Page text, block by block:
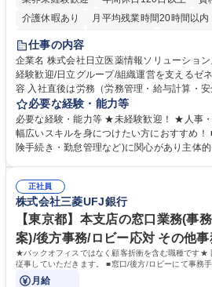
介護休暇あり
月平均残業時間20時間以内
住宅手当あり
育休あり
完全週休2日制 交通費支給
仕事の内容
企業名 株式会社日立医薬情報ソリューションズ 求人名 【総務・人事
経験歓迎/日立グループ/組織運営を支えるゼネラリ
容 入社直後は労務（労務管理・給与計算・
任せいたします。将来は総務・採用・教育業
営を支えるゼネラリストをめざせます。 ・初期業務：労働時間管理、給与
計算、社会保険対応、福利厚生管理、安全
します。ご経験に応じて、休職者管理など、
幅広く経験を積みたい意欲がある方に最適な環境です。
務・人事】未経験歓迎/日立グループ/組織運
指す
必要な経験・能力等
必要な経験・能力等 ★未経験歓迎！ ★人事
幅広いスキルを身につけたい方におすすめ！ ■労務管理(給与計算・社会保
険手続き・勤怠管理など)に関心があり主体
のご経験 ■労務管理（給与計算・社会保険手
■衛生管理者の資格をお持ちの方 学歴・資格 学歴：大学院 大学 高専 短大
専修学校 高校 語学力： 資格：
正社員
株式会社三菱UFJ銀行
【東京都】本支店の窓口業務(事
案)/後方事務/ロビー応対 その他事
★バックオフィスではなく顧客折衝を含む職種です★
従事していただきます。 ■窓口/後方/ロビーにて事務
客様対応
月給